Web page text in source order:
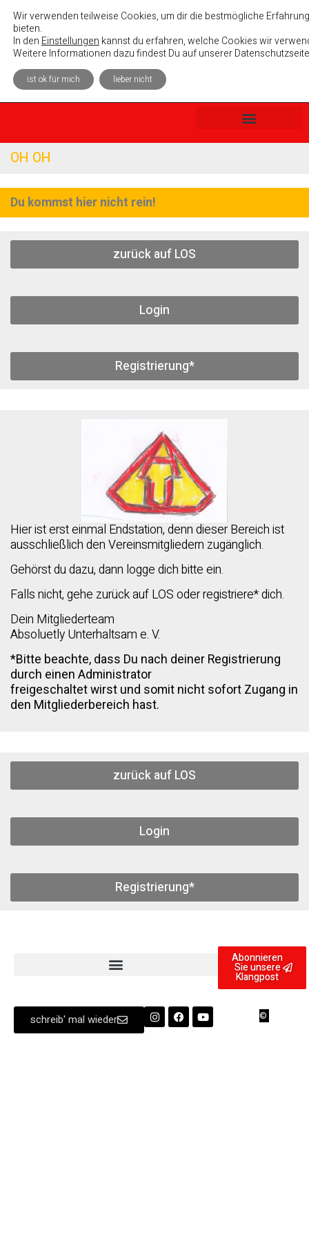
Absolutely Unterhaltsam e. V.
OH OH
Du kommst hier nicht rein!
zurück auf LOS
Login
Registrierung*
Hier ist erst einmal Endstation, denn dieser Bereich ist
ausschließlich den Vereinsmitgliedern zugänglich.
Gehörst du dazu, dann logge dich bitte ein.
Falls nicht, gehe zurück auf LOS oder registriere* dich.
Dein Mitgliederteam
Absoluetly Unterhaltsam e. V.
*Bitte beachte, dass Du nach deiner Registrierung
durch einen Administrator
freigeschaltet wirst und somit nicht sofort Zugang in
den Mitgliederbereich hast.
zurück auf LOS
Login
Registrierung*
Abonnieren
Sie unsere
Klangpost
©
schreib' mal wieder
Wir verwenden teilweise Cookies, um dir die bestmögliche
bieten.
In den Einstellungen kannst du erfahren, welche Cookies wir
Weitere Informationen dazu findest Du auf unserer
ist ok für mich lieber nicht